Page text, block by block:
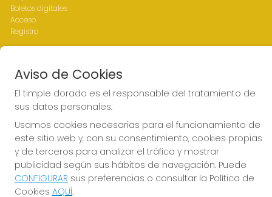
Boletos digitales
Acceso
Registro
CONTACTO
ADMINISTRACION DE LOTERIAS Nº1-LAS PALMAS - Receptor
Oficial 43700
928317168
web@eltimpledorado.com
Calle Mendizábal 1 - Local 11, Las Palmas de Gran Canaria
Aviso de Cookies
El timple dorado es el responsable del tratamiento de
sus datos personales.
Usamos cookies necesarias para el funcionamiento de
este sitio web y, con su consentimiento, cookies propias
y de terceros para analizar el tráfico y mostrar
publicidad según sus hábitos de navegación. Puede
CONFIGURAR sus preferencias o consultar la Política de
Cookies AQUÍ.